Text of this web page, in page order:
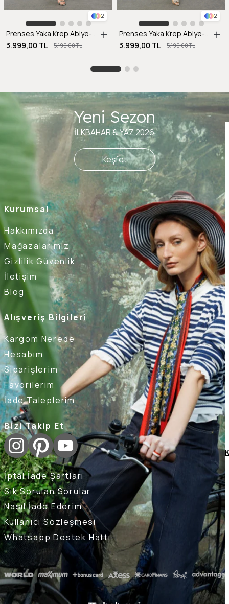
2
3.999,00 TL
5.199,00 TL
2
3.999,00 TL
5.199,00 TL
Kurumsal
Hakkımızda
Mağazalarımız
Gizlilik Güvenlik
İletişim
Blog
Alışveriş Bilgileri
Kargom Nerede
Hesabım
Siparişlerim
Favorilerim
İade Taleplerim
Bizi Takip Et
İptal İade Şartları
Sık Sorulan Sorular
Nasıl İade Ederim
Kullanıcı Sözleşmesi
Whatsapp Destek Hattı
Yeni Sezon
İLKBAHAR & YAZ 2026
Keşfet